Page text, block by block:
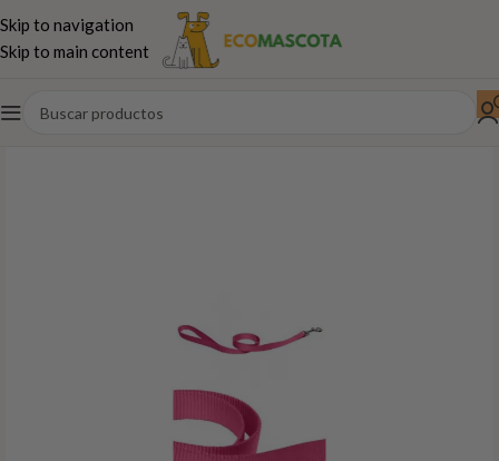
Skip to navigation
Skip to main content
Inicio Perros Paseo,juguetes...